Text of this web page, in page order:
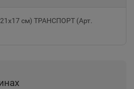
см) ТРАНСПОРТ (Арт.